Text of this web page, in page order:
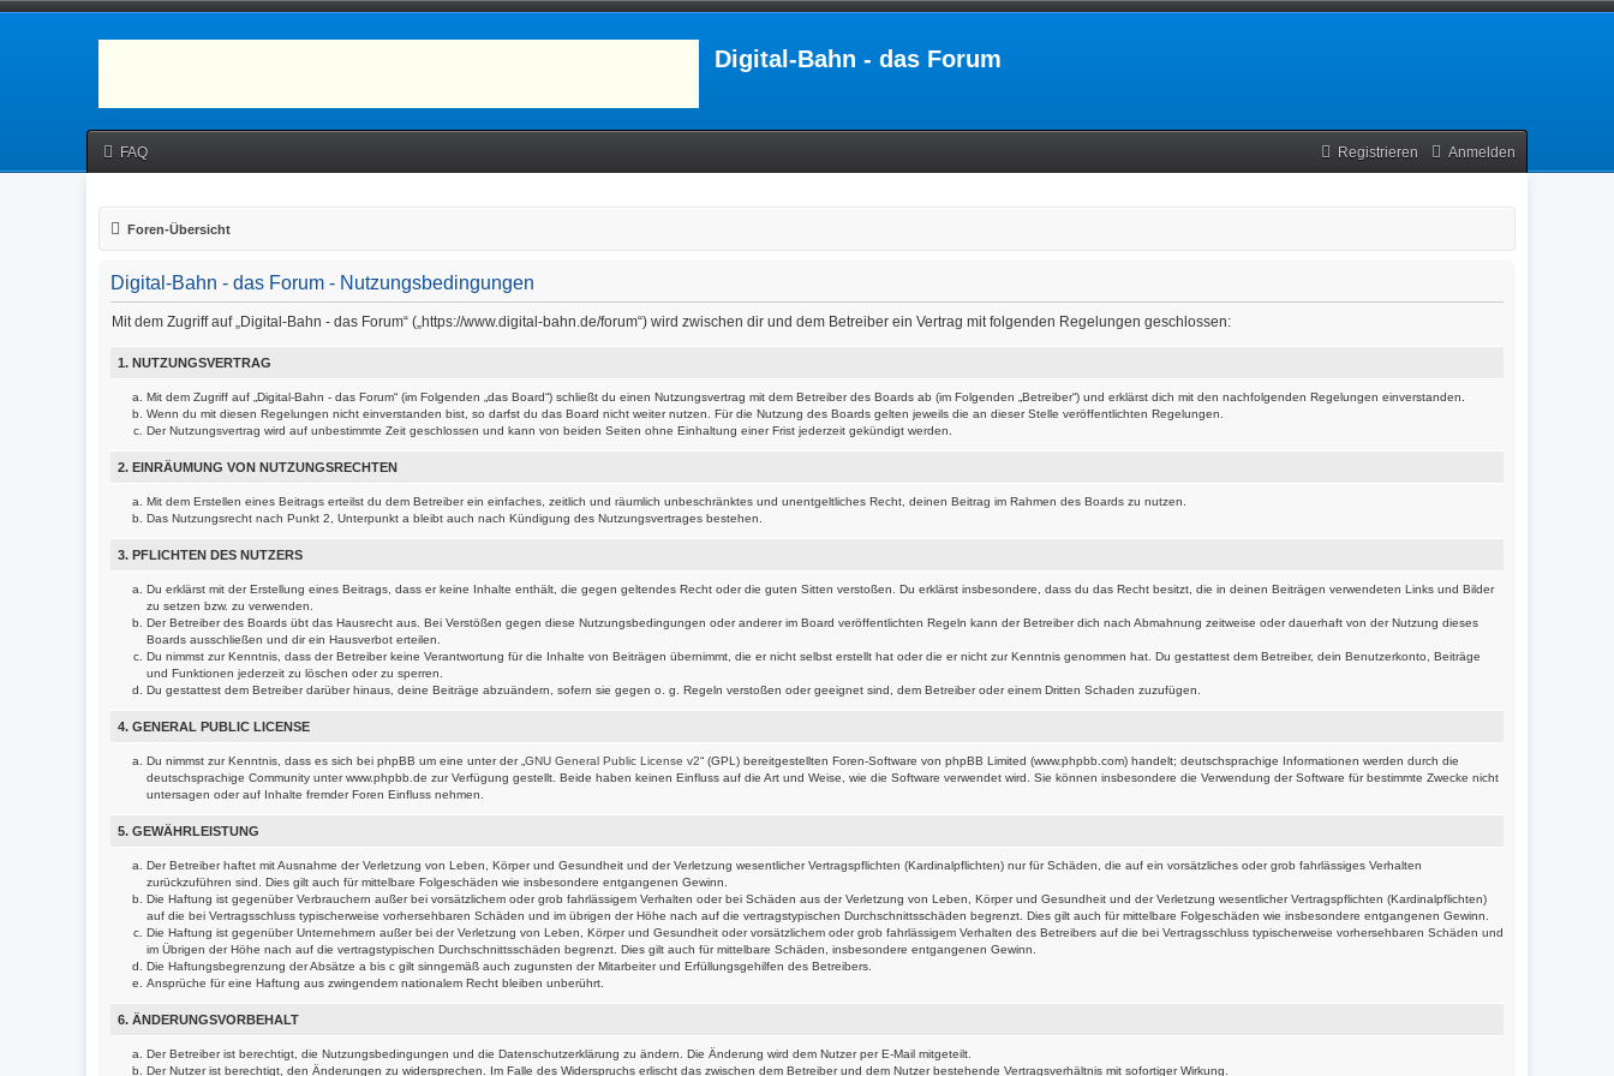
Digital-Bahn - das Forum
FAQ Anmelden
Registrieren
Foren-Übersicht
Digital-Bahn - das Forum - Nutzungsbedingungen
Mit dem Zugriff auf „Digital-Bahn - das Forum“ („https://www.digital-bahn.de/forum“) wird zwischen dir und dem Betreiber ein Vertrag mit folgenden Regelungen geschlossen:
1. NUTZUNGSVERTRAG
Mit dem Zugriff auf „Digital-Bahn - das Forum“ (im Folgenden „das Board“) schließt du einen Nutzungsvertrag mit dem Betreiber des Boards ab (im Folgenden „Betreiber“) und erklärst dich mit den nachfolgenden Regelungen einverstanden.
Wenn du mit diesen Regelungen nicht einverstanden bist, so darfst du das Board nicht weiter nutzen. Für die Nutzung des Boards gelten jeweils die an dieser Stelle veröffentlichten Regelungen.
Der Nutzungsvertrag wird auf unbestimmte Zeit geschlossen und kann von beiden Seiten ohne Einhaltung einer Frist jederzeit gekündigt werden.
2. EINRÄUMUNG VON NUTZUNGSRECHTEN
Mit dem Erstellen eines Beitrags erteilst du dem Betreiber ein einfaches, zeitlich und räumlich unbeschränktes und unentgeltliches Recht, deinen Beitrag im Rahmen des Boards zu nutzen.
Das Nutzungsrecht nach Punkt 2, Unterpunkt a bleibt auch nach Kündigung des Nutzungsvertrages bestehen.
3. PFLICHTEN DES NUTZERS
Du erklärst mit der Erstellung eines Beitrags, dass er keine Inhalte enthält, die gegen geltendes Recht oder die guten Sitten verstoßen. Du erklärst insbesondere, dass du das Recht besitzt, die in deinen Beiträgen verwendeten Links und Bilder
zu setzen bzw. zu verwenden.
Der Betreiber des Boards übt das Hausrecht aus. Bei Verstößen gegen diese Nutzungsbedingungen oder anderer im Board veröffentlichten Regeln kann der Betreiber dich nach Abmahnung zeitweise oder dauerhaft von der Nutzung dieses
Boards ausschließen und dir ein Hausverbot erteilen.
Du nimmst zur Kenntnis, dass der Betreiber keine Verantwortung für die Inhalte von Beiträgen übernimmt, die er nicht selbst erstellt hat oder die er nicht zur Kenntnis genommen hat. Du gestattest dem Betreiber, dein Benutzerkonto, Beiträge
und Funktionen jederzeit zu löschen oder zu sperren.
Du gestattest dem Betreiber darüber hinaus, deine Beiträge abzuändern, sofern sie gegen o. g. Regeln verstoßen oder geeignet sind, dem Betreiber oder einem Dritten Schaden zuzufügen.
4. GENERAL PUBLIC LICENSE
Du nimmst zur Kenntnis, dass es sich bei phpBB um eine unter der „ GNU General Public License v2“ (GPL) bereitgestellten Foren-Software von phpBB Limited (www.phpbb.com) handelt; deutschsprachige Informationen werden durch die
deutschsprachige Community unter www.phpbb.de zur Verfügung gestellt. Beide haben keinen Einfluss auf die Art und Weise, wie die Software verwendet wird. Sie können insbesondere die Verwendung der Software für bestimmte Zwecke nicht
untersagen oder auf Inhalte fremder Foren Einfluss nehmen.
5. GEWÄHRLEISTUNG
Der Betreiber haftet mit Ausnahme der Verletzung von Leben, Körper und Gesundheit und der Verletzung wesentlicher Vertragspflichten (Kardinalpflichten) nur für Schäden, die auf ein vorsätzliches oder grob fahrlässiges Verhalten
zurückzuführen sind. Dies gilt auch für mittelbare Folgeschäden wie insbesondere entgangenen Gewinn.
Die Haftung ist gegenüber Verbrauchern außer bei vorsätzlichem oder grob fahrlässigem Verhalten oder bei Schäden aus der Verletzung von Leben, Körper und Gesundheit und der Verletzung wesentlicher Vertragspflichten (Kardinalpflichten)
auf die bei Vertragsschluss typischerweise vorhersehbaren Schäden und im übrigen der Höhe nach auf die vertragstypischen Durchschnittsschäden begrenzt. Dies gilt auch für mittelbare Folgeschäden wie insbesondere entgangenen Gewinn.
Die Haftung ist gegenüber Unternehmern außer bei der Verletzung von Leben, Körper und Gesundheit oder vorsätzlichem oder grob fahrlässigem Verhalten des Betreibers auf die bei Vertragsschluss typischerweise vorhersehbaren Schäden und
im Übrigen der Höhe nach auf die vertragstypischen Durchschnittsschäden begrenzt. Dies gilt auch für mittelbare Schäden, insbesondere entgangenen Gewinn.
Die Haftungsbegrenzung der Absätze a bis c gilt sinngemäß auch zugunsten der Mitarbeiter und Erfüllungsgehilfen des Betreibers.
Ansprüche für eine Haftung aus zwingendem nationalem Recht bleiben unberührt.
6. ÄNDERUNGSVORBEHALT
Der Betreiber ist berechtigt, die Nutzungsbedingungen und die Datenschutzerklärung zu ändern. Die Änderung wird dem Nutzer per E-Mail mitgeteilt.
Der Nutzer ist berechtigt, den Änderungen zu widersprechen. Im Falle des Widerspruchs erlischt das zwischen dem Betreiber und dem Nutzer bestehende Vertragsverhältnis mit sofortiger Wirkung.